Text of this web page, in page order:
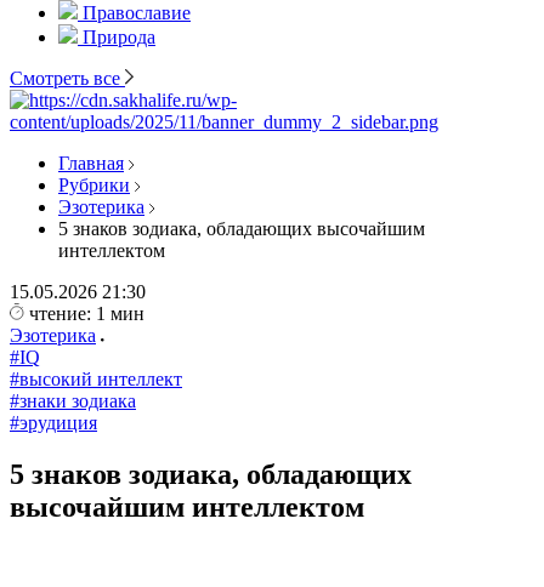
Православие
Природа
Смотреть все
Главная
Рубрики
Эзотерика
5 знаков зодиака, обладающих высочайшим
интеллектом
15.05.2026 21:30
чтение: 1 мин
Эзотерика
#IQ
#высокий интеллект
#знаки зодиака
#эрудиция
5 знаков зодиака, обладающих
высочайшим интеллектом